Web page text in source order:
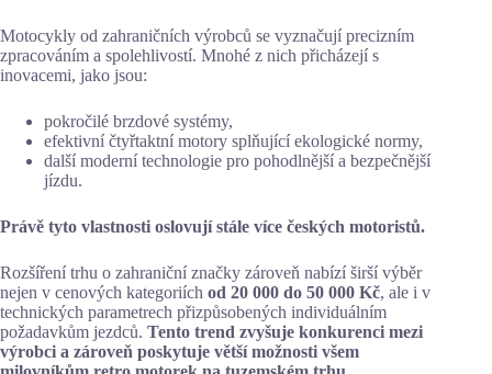
Motocykly od zahraničních výrobců se vyznačují precizním
zpracováním a spolehlivostí. Mnohé z nich přicházejí s
inovacemi, jako jsou:
pokročilé brzdové systémy,
efektivní čtyřtaktní motory splňující ekologické normy,
další moderní technologie pro pohodlnější a bezpečnější
jízdu.
Právě tyto vlastnosti oslovují stále více českých motoristů.
Rozšíření trhu o zahraniční značky zároveň nabízí širší výběr
nejen v cenových kategoriích od 20 000 do 50 000 Kč, ale i v
technických parametrech přizpůsobených individuálním
požadavkům jezdců. Tento trend zvyšuje konkurenci mezi
výrobci a zároveň poskytuje větší možnosti všem